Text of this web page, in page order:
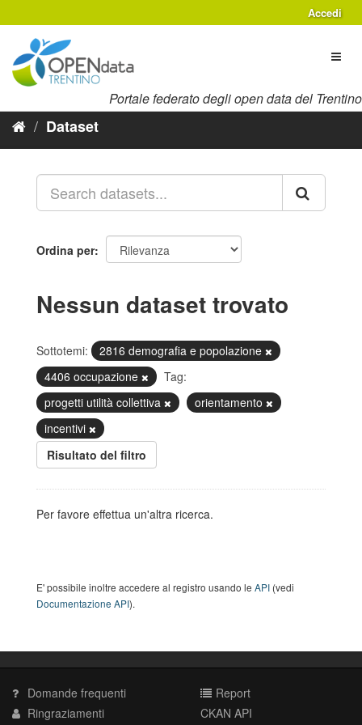
al
contenuto
Accedi
Portale federato degli open data del Trentino
Dataset
Ordina per
Nessun dataset trovato
Sottotemi:
2816 demografia e popolazione
4406 occupazione
Tag:
progetti utilità collettiva
orientamento
incentivi
Risultato del filtro
Per favore effettua un'altra ricerca.
E' possibile inoltre accedere al registro usando le API (vedi
Documentazione API).
Domande frequenti
Ringraziamenti
Report
CKAN API